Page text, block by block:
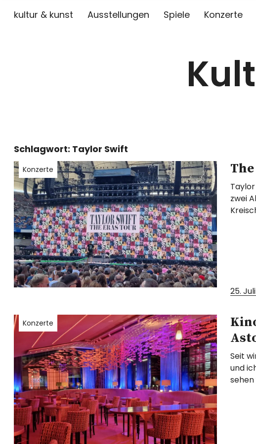
kultur & kunst Ausstellungen Spiele Konzerte
Schlagwort: Taylor Swift
Konzerte
zwei
25.
Konzerte
Seit
und